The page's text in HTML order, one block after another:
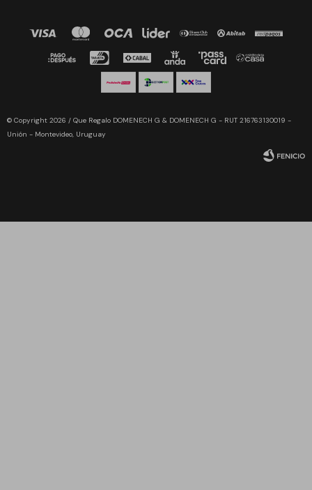
© Copyright 2026 / Que Regalo DOMENECH G & DOMENECH G - RUT 216763130019 -
Unión - Montevideo, Uruguay